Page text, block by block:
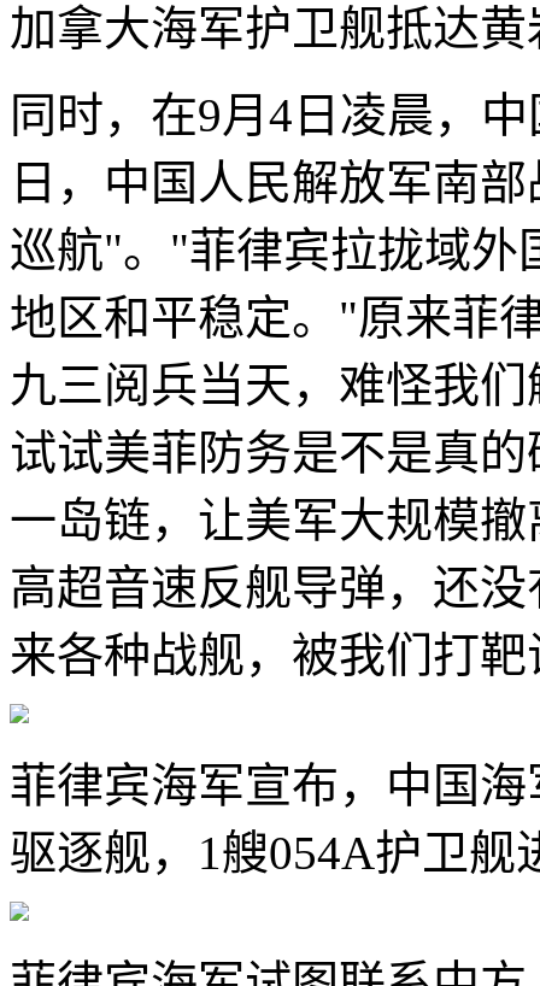
加拿大海军护卫舰抵达
同时，在9月4日凌晨，
日，中国人民解放军南
巡航"。"菲律宾拉拢域
地区和平稳定。"原来菲
九三阅兵当天，难怪我
试试美菲防务是不是真
一岛链，让美军大规模
高超音速反舰导弹，还
来各种战舰，被我们打靶
菲律宾海军宣布，中国
驱逐舰，1艘054A护卫舰